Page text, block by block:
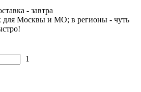
- завтра
для Москвы и МО; в регионы - чуть
1